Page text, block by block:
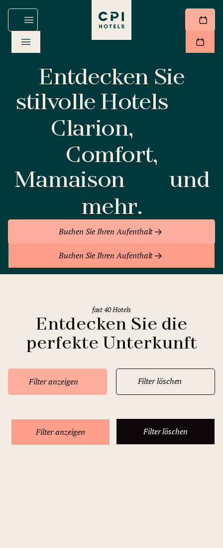
Entdecken Sie
stilvolle Hotels
Clarion,
Comfort,
Mamaison
und
mehr.
Buchen Sie Ihren Aufenthalt
Buchen Sie Ihren Aufenthalt
Entdecken Sie die
perfekte Unterkunft
fast 40 Hotels
Filter anzeigen
Filter anzeigen
Filter löschen
Filter löschen